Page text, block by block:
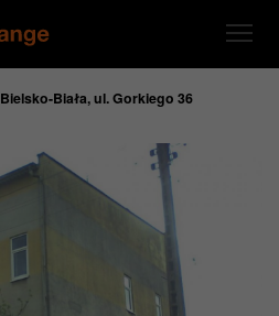
Bielsko-Biała, ul. Gorkiego 36